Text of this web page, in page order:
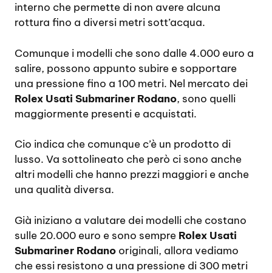
interno che permette di non avere alcuna
rottura fino a diversi metri sott’acqua.
Comunque i modelli che sono dalle 4.000 euro a
salire, possono appunto subire e sopportare
una pressione fino a 100 metri. Nel mercato dei
Rolex Usati Submariner Rodano, sono quelli
maggiormente presenti e acquistati.
Cio indica che comunque c’è un prodotto di
lusso. Va sottolineato che però ci sono anche
altri modelli che hanno prezzi maggiori e anche
una qualità diversa.
Già iniziano a valutare dei modelli che costano
sulle 20.000 euro e sono sempre Rolex Usati
Submariner Rodano originali, allora vediamo
che essi resistono a una pressione di 300 metri